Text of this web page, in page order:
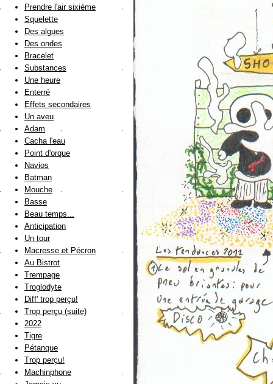
Prendre l'air sixième
Squelette
Des algues
Des ondes
Bracelet
Substances
Une heure
Enterré
Effets secondaires
Un aveu
Adam
Cacha l'eau
Point d'orque
Navios
Batman
Mouche
Basse
Beau temps...
Anticipation
Un tour
Macresse et Pécron
Au Bistrot
Trempage
Troglodyte
Diff' trop perçu!
Trop perçu (suite)
2022
Tigre
Pétanque
Trop perçu!
Machinphone